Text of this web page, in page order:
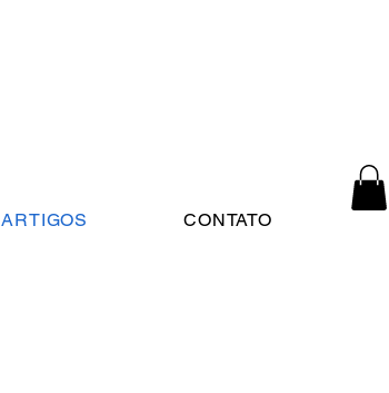
ARTIGOS CONTATO